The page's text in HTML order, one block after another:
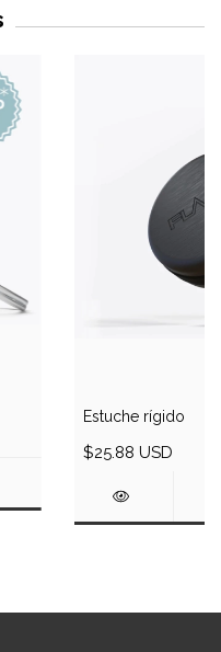
Estuche rígido
$25.88 USD